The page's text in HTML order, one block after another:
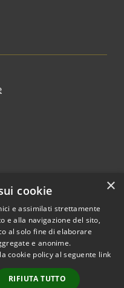
Copyright © 2026 • Comune di
Gualtieri • Powered by
Municipium•
Accesso
×
cookie
e assimilati strettamente
e alla navigazione del sito,
al solo fine di elaborare
e anonime.
cookie policy al seguente link
RIFIUTA TUTTO